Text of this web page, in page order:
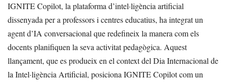
IGNITE Copilot, la plataforma d’intel·ligència artificial
dissenyada per a professors i centres educatius, ha integrat un
agent d’IA conversacional que redefineix la manera com els
docents planifiquen la seva activitat pedagògica. Aquest
llançament, que es produeix en el context del Dia Internacional de
la Intel·ligència Artificial, posiciona IGNITE Copilot com un